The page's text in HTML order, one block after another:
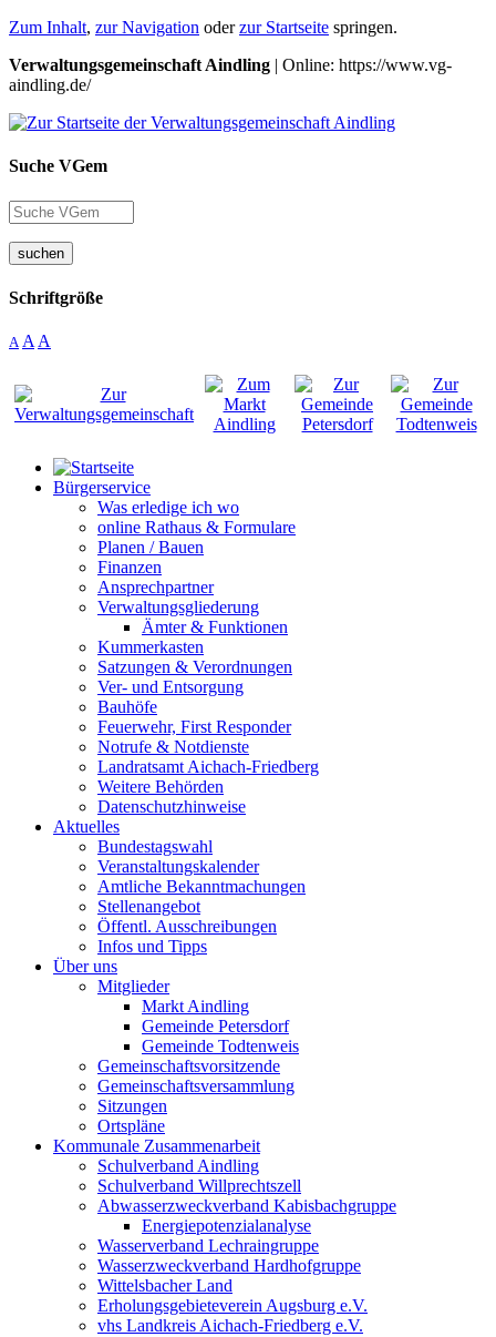
Zum Inhalt, zur Navigation oderzur Startseite springen.
Verwaltungsgemeinschaft Aindling | Online: https://www.vg-
aindling.de/
Suche VGem
suchen
Schriftgröße
A A A
Bürgerservice
Was erledige ich wo
online Rathaus & Formulare
Planen / Bauen
Finanzen
Ansprechpartner
Verwaltungsgliederung
Ämter & Funktionen
Kummerkasten
Satzungen & Verordnungen
Ver- und Entsorgung
Bauhöfe
Feuerwehr, First Responder
Notrufe & Notdienste
Landratsamt Aichach-Friedberg
Weitere Behörden
Datenschutzhinweise
Aktuelles
Bundestagswahl
Veranstaltungskalender
Amtliche Bekanntmachungen
Stellenangebot
Öffentl. Ausschreibungen
Infos und Tipps
Über uns
Mitglieder
Markt Aindling
Gemeinde Petersdorf
Gemeinde Todtenweis
Gemeinschaftsvorsitzende
Gemeinschaftsversammlung
Sitzungen
Ortspläne
Kommunale Zusammenarbeit
Schulverband Aindling
Schulverband Willprechtszell
Abwasserzweckverband Kabisbachgruppe
Energiepotenzialanalyse
Wasserverband Lechraingruppe
Wasserzweckverband Hardhofgruppe
Wittelsbacher Land
Erholungsgebieteverein Augsburg e.V.
vhs Landkreis Aichach-Friedberg e.V.